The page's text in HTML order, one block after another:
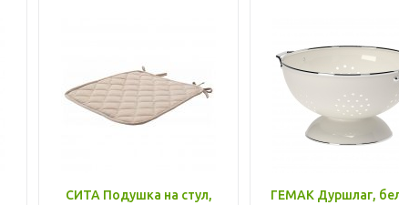
СИТА Подушка на стул,
ГЕМАК Дуршлаг,